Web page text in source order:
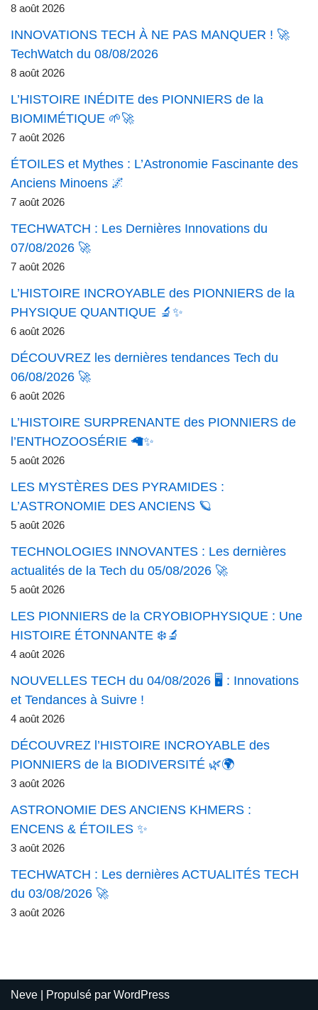
8 août 2026
INNOVATIONS TECH À NE PAS MANQUER ! 🚀
TechWatch du 08/08/2026
8 août 2026
L’HISTOIRE INÉDITE des PIONNIERS de la
BIOMIMÉTIQUE 🌱🚀
7 août 2026
ÉTOILES et Mythes : L’Astronomie Fascinante des
Anciens Minoens 🌌
7 août 2026
TECHWATCH : Les Dernières Innovations du
07/08/2026 🚀
7 août 2026
L’HISTOIRE INCROYABLE des PIONNIERS de la
PHYSIQUE QUANTIQUE 🔬✨
6 août 2026
DÉCOUVREZ les dernières tendances Tech du
06/08/2026 🚀
6 août 2026
L’HISTOIRE SURPRENANTE des PIONNIERS de
l’ENTHOZOOSÉRIE 🦙✨
5 août 2026
LES MYSTÈRES DES PYRAMIDES :
L’ASTRONOMIE DES ANCIENS 🪐
5 août 2026
TECHNOLOGIES INNOVANTES : Les dernières
actualités de la Tech du 05/08/2026 🚀
5 août 2026
LES PIONNIERS de la CRYOBIOPHYSIQUE : Une
HISTOIRE ÉTONNANTE ❄️🔬
4 août 2026
NOUVELLES TECH du 04/08/2026 🖥️ : Innovations
et Tendances à Suivre !
4 août 2026
DÉCOUVREZ l’HISTOIRE INCROYABLE des
PIONNIERS de la BIODIVERSITÉ 🌿🌍
3 août 2026
ASTRONOMIE DES ANCIENS KHMERS :
ENCENS & ÉTOILES ✨
3 août 2026
TECHWATCH : Les dernières ACTUALITÉS TECH
du 03/08/2026 🚀
3 août 2026
Neve | Propulsé par WordPress